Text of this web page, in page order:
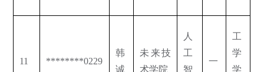
11 ********0229
韩
诚
未来技
术学院
人
工
智
一
工
学
学